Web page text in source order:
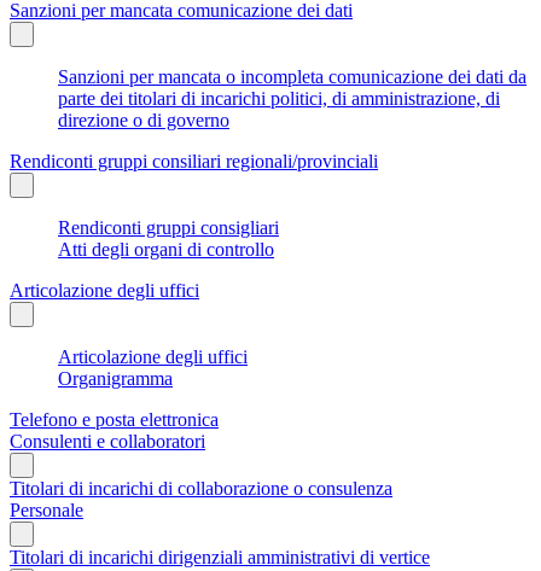
Sanzioni per mancata comunicazione dei dati
Sanzioni per mancata o incompleta comunicazione dei dati da
parte dei titolari di incarichi politici, di amministrazione, di
direzione o di governo
Rendiconti gruppi consiliari regionali/provinciali
Rendiconti gruppi consigliari
Atti degli organi di controllo
Articolazione degli uffici
Articolazione degli uffici
Organigramma
Telefono e posta elettronica
Consulenti e collaboratori
Titolari di incarichi di collaborazione o consulenza
Personale
Titolari di incarichi dirigenziali amministrativi di vertice